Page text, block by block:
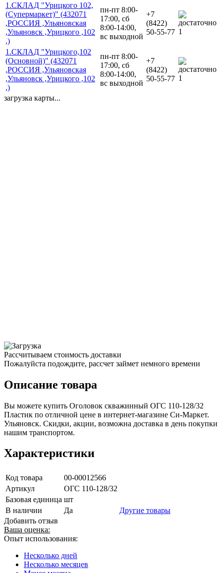
1.СКЛАД "Урицкого 102,
(Супермаркет)" (432071
,РОССИЯ ,Ульяновская
,Ульяновск ,Урицкого ,102
,)
пн-пт 8:00-
17:00, сб
8:00-14:00,
вс выходной
+7
(8422)
50-55-77 1
1.СКЛАД "Урицкого,102
(Основной)" (432071
,РОССИЯ ,Ульяновская
,Ульяновск ,Урицкого ,102
,)
пн-пт 8:00-
17:00, сб
8:00-14:00,
вс выходной
+7
(8422)
50-55-77 1
загрузка карты...
Рассчитываем стоимость доставки
Пожалуйста подождите, рассчет займет немного времени
Описание товара
Вы можете купить Оголовок скважинный ОГС 110-128/32
Пластик по отличной цене в интернет-магазине Си-Маркет.
Ульяновск. Скидки, акции, возможна доставка в день покупки
нашим транспортом.
Характеристики
Код товара
00-00012566
Артикул
ОГС 110-128/32
Базовая единица шт
В наличии
Да
Другие товары
Добавить отзыв
Ваша оценка:
Опыт использования:
Несколько дней
Несколько месяцев